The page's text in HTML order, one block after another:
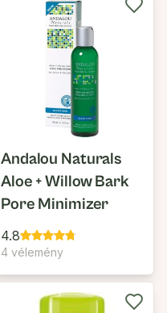
Andalou Naturals
Aloe + Willow Bark
Pore Minimizer
4.8
4 vélemény